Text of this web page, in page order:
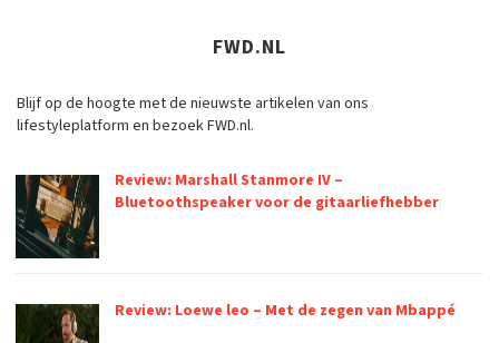
FWD.NL
Blijf op de hoogte met de nieuwste artikelen van ons
lifestyleplatform en bezoek FWD.nl.
Review: Marshall Stanmore IV –
Bluetoothspeaker voor de gitaarliefhebber
Review: Loewe leo – Met de zegen van Mbappé